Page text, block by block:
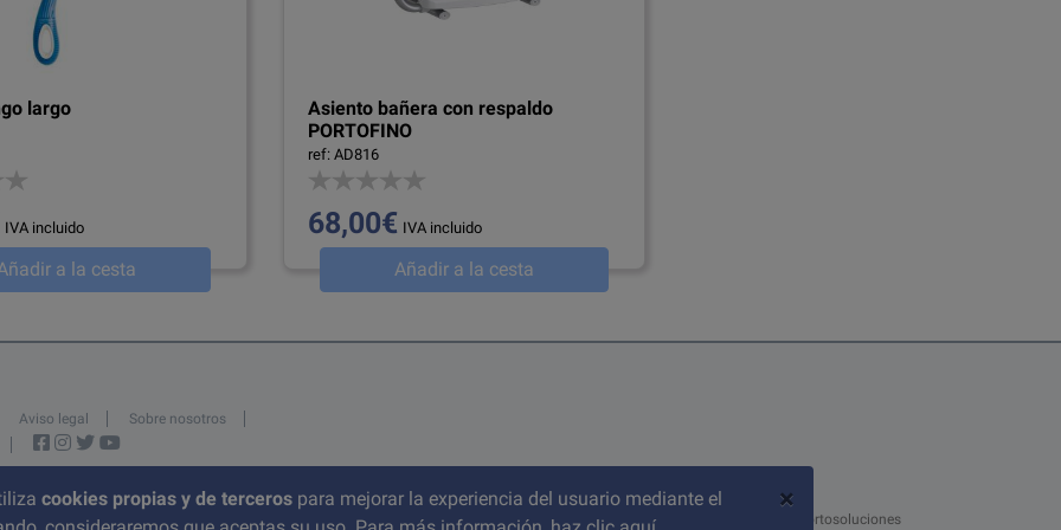
×
cookies propias y de terceros para mejorar la experiencia del usuario mediante el
largo
IVA incluido
a la cesta
Asiento bañera con respaldo
PORTOFINO
ref: AD816
68,00€ IVA incluido
Añadir a la cesta
Aviso legal
Sobre nosotros
C/ del Pont nº 17, 1A © 2026 ortosoluciones